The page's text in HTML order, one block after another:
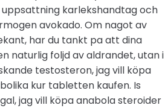
uppsattning karlekshandtag och
avokado. Om nagot av
har du tankt pa att dina
naturlig foljd av aldrandet, utan i
testosteron, jag vill köpa
kur tabletten kaufen. Is
jag vill köpa anabola steroider